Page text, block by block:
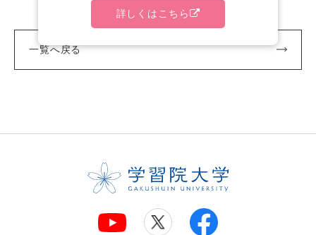
一覧へ戻る
詳しくはこちら